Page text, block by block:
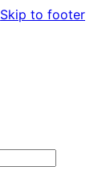
Skip to footer